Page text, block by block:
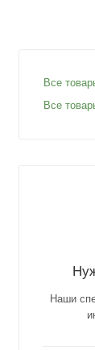
Все
Все
Наши